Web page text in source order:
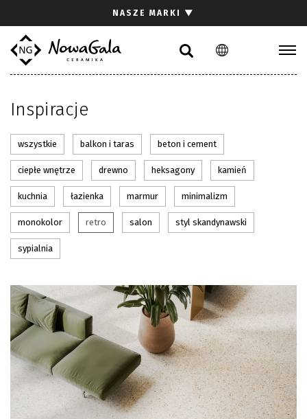
PL EN
NASZE MARKI ▼
Inspiracje
wszystkie balkon i taras beton i cement
ciepłe wnętrze drewno heksagony kamień
kuchnia łazienka marmur minimalizm
monokolor retro salon styl skandynawski
sypialnia
Gdzie kupić
Pliki do pobrania
Strefa architekta
Pytania i odpowiedzi
Kariera
Kontakt
Relacje inwestorskie
Plan połączenia